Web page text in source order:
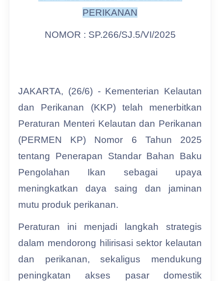
PERIKANAN
NOMOR : SP.266/SJ.5/VI/2025
JAKARTA, (26/6) - Kementerian Kelautan
dan Perikanan (KKP) telah menerbitkan
Peraturan Menteri Kelautan dan Perikanan
(PERMEN KP) Nomor 6 Tahun 2025
tentang Penerapan Standar Bahan Baku
Pengolahan Ikan sebagai upaya
meningkatkan daya saing dan jaminan
mutu produk perikanan.
Peraturan ini menjadi langkah strategis
dalam mendorong hilirisasi sektor kelautan
dan perikanan, sekaligus mendukung
peningkatan akses pasar domestik